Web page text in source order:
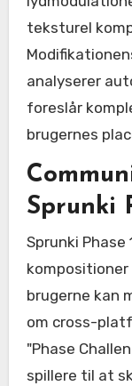
teksturel
analyserer
foreslår
brugernes
Sprunki
Sprunki
brugerne kan
om cross-
"Phase
spillere til at